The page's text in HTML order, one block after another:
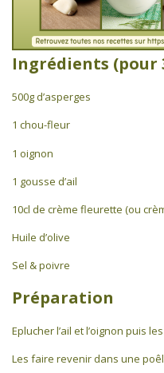
Ingrédients (pour
500g d’asperges
1 chou-fleur
1 oignon
1 gousse d’ail
10cl de crème fleurette (ou
Huile d’olive
Sel & poivre
Préparation
Eplucher l’ail et l’oignon puis
Les faire revenir dans une